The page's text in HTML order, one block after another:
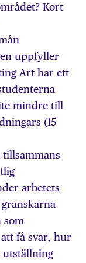
Kort
uppfyller
Art har ett
mindre till
(15
arbetets
som
få svar, hur
utställning